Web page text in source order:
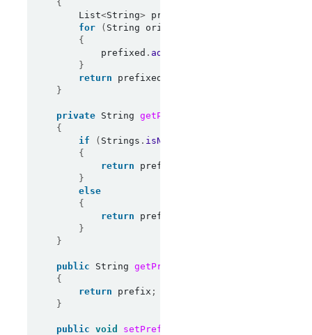
{
        List
<String> prefixed
for
( String originalCreatorName
{
            prefixed
. add
}
return prefixed
}
private String getPrefixedString
{
if
( Strings . isNullOrEmpty
{
return prefix
}
else
{
return prefix
}
}
public String getPrefix
{
return prefix ;
}
public void setPrefix